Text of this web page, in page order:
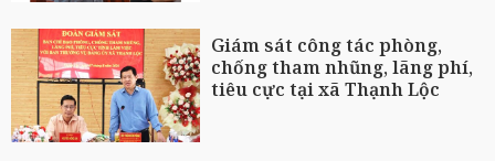
Giám sát công tác phòng,
chống tham nhũng, lãng phí,
tiêu cực tại xã Thạnh Lộc